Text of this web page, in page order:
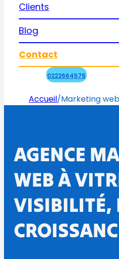
Clients
Blog
Contact
0222664575
Accueil/Marketing web
AGENCE
WEB À
VISIBILITÉ,